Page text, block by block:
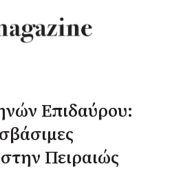
Επιδαύρου:
Πειραιώς